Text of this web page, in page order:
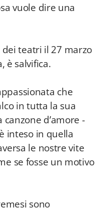
vuole dire una
teatri il 27 marzo
è salvifica.
che
in tutta la sua
d’amore -
inteso in quella
le nostre vite
se fosse un motivo
sono